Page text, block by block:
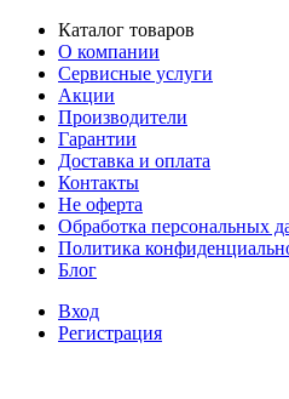
Каталог товаров
О компании
Сервисные услуги
Акции
Производители
Гарантии
Доставка и оплата
Контакты
Не оферта
Обработка персональных
Политика
Блог
Вход
Регистрация